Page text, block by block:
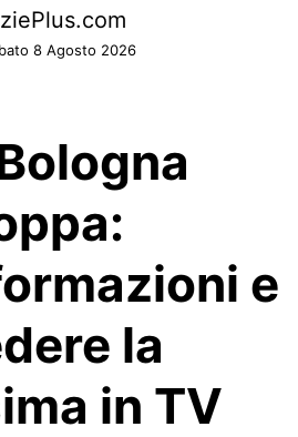
8 Agosto 2026
e
la
in TV